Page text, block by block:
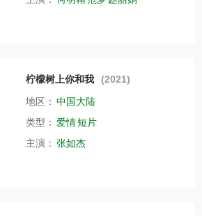
柠檬树上你和我 (2021)
地区： 中国大陆
类型： 爱情短片
主演： 张如杰